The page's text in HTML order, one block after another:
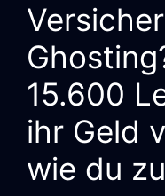
15.600
ihr Geld
wie du